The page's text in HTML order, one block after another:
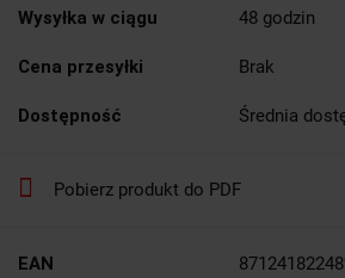
Wysyłka w ciągu 48 godzin
Cena przesyłki Brak
Dostępność Średnia
Pobierz produkt do PDF
EAN